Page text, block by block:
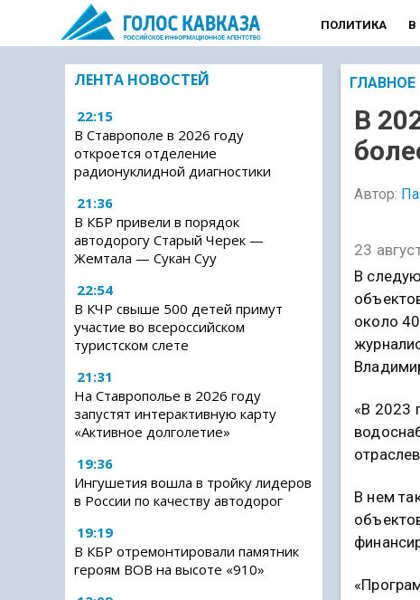
ПОЛИТИКА В
ЛЕНТА НОВОСТЕЙ
22:15
В Ставрополе в 2026 году
откроется отделение
радионуклидной диагностики
21:36
В КБР привели в порядок
автодорогу Старый Черек —
Жемтала — Сукан Суу
22:54
В КЧР свыше 500 детей примут
участие во всероссийском
туристском слете
21:31
На Ставрополье в 2026 году
запустят интерактивную карту
«Активное долголетие»
19:36
Ингушетия вошла в тройку лидеров
в России по качеству автодорог
19:19
В КБР отремонтировали памятник
героям ВОВ на высоте «910»
ГЛАВНОЕ
В
Автор:
23
В
около
«В 2023
В нем